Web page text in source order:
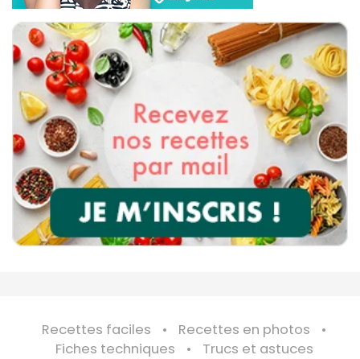
Recettes faciles
Recettes en photos
Fiches techniques
Trucs et astuces